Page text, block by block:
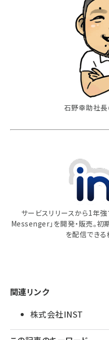
石野幸助社長
サービスリリースから1年
Messenger」を開発・販売。
を配信できる
関連リンク
株式会社INST